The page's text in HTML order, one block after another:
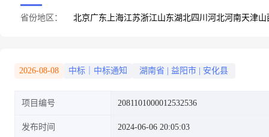
省份地区： 北京广东 上海江苏浙江山东湖北四川 河北河南天津山
2026-08-08 中标｜中标通知 湖南省 益阳市 安化县
项目编号 2081101000012532536
发布时间 2024-06-06 20:05:03